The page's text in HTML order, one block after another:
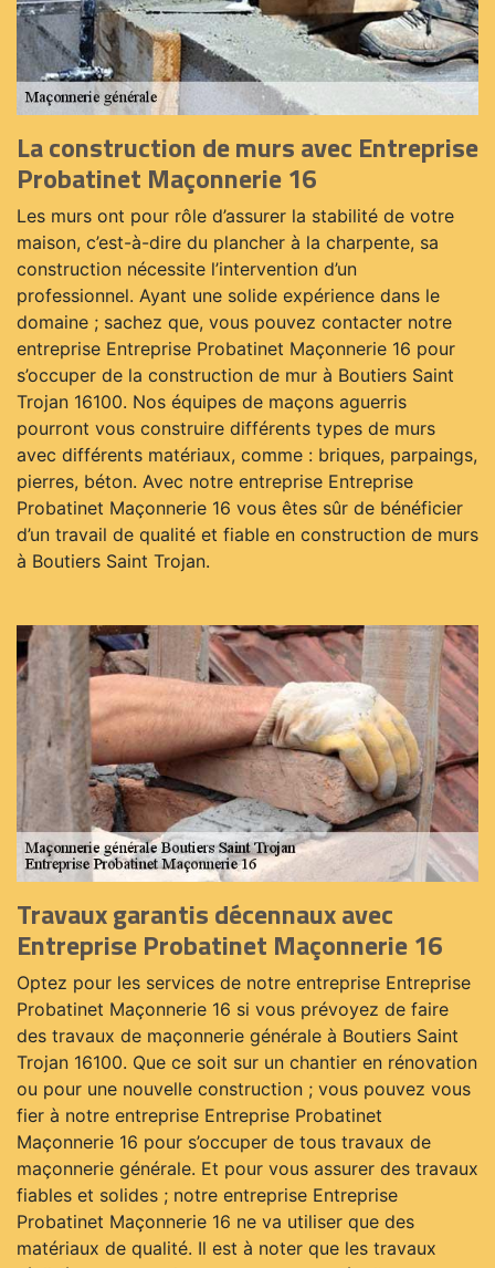
La construction de murs avec Entreprise
Probatinet Maçonnerie 16
Les murs ont pour rôle d’assurer la stabilité de votre
maison, c’est-à-dire du plancher à la charpente, sa
construction nécessite l’intervention d’un
professionnel. Ayant une solide expérience dans le
domaine ; sachez que, vous pouvez contacter notre
entreprise Entreprise Probatinet Maçonnerie 16 pour
s’occuper de la construction de mur à Boutiers Saint
Trojan 16100. Nos équipes de maçons aguerris
pourront vous construire différents types de murs
avec différents matériaux, comme : briques, parpaings,
pierres, béton. Avec notre entreprise Entreprise
Probatinet Maçonnerie 16 vous êtes sûr de bénéficier
d’un travail de qualité et fiable en construction de murs
à Boutiers Saint Trojan.
Travaux garantis décennaux avec
Entreprise Probatinet Maçonnerie 16
Optez pour les services de notre entreprise Entreprise
Probatinet Maçonnerie 16 si vous prévoyez de faire
des travaux de maçonnerie générale à Boutiers Saint
Trojan 16100. Que ce soit sur un chantier en rénovation
ou pour une nouvelle construction ; vous pouvez vous
fier à notre entreprise Entreprise Probatinet
Maçonnerie 16 pour s’occuper de tous travaux de
maçonnerie générale. Et pour vous assurer des travaux
fiables et solides ; notre entreprise Entreprise
Probatinet Maçonnerie 16 ne va utiliser que des
matériaux de qualité. Il est à noter que les travaux